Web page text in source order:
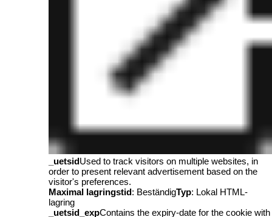
_uetsidUsed to track visitors on multiple websites, in
order to present relevant advertisement based on the
visitor's preferences.
Maximal lagringstid: BeständigTyp: Lokal HTML-
lagring
_uetsid_expContains the expiry-date for the cookie with